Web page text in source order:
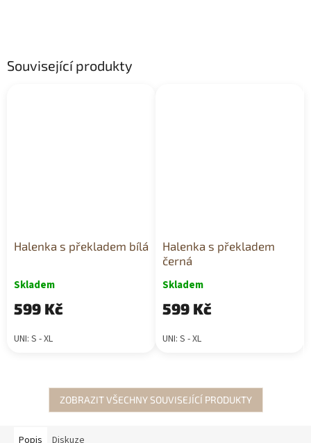
Související produkty
Halenka s překladem bílá
Skladem
599 Kč
UNI: S - XL
Halenka s překladem
černá
Skladem
599 Kč
UNI: S - XL
ZOBRAZIT VŠECHNY SOUVISEJÍCÍ PRODUKTY